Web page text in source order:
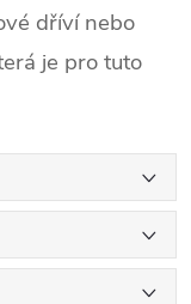
dříví nebo
je pro tuto